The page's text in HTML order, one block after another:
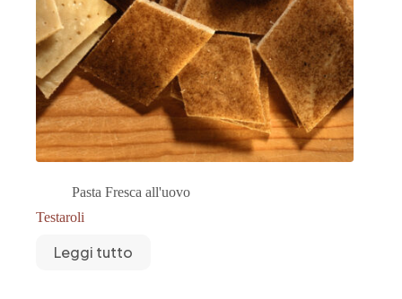
Pasta Fresca all'uovo
Testaroli
Leggi tutto